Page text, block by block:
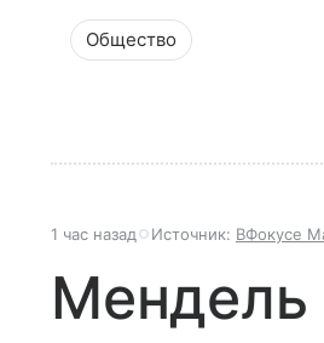
Общество
1 час назад Источник: ВФокусе
Мендель